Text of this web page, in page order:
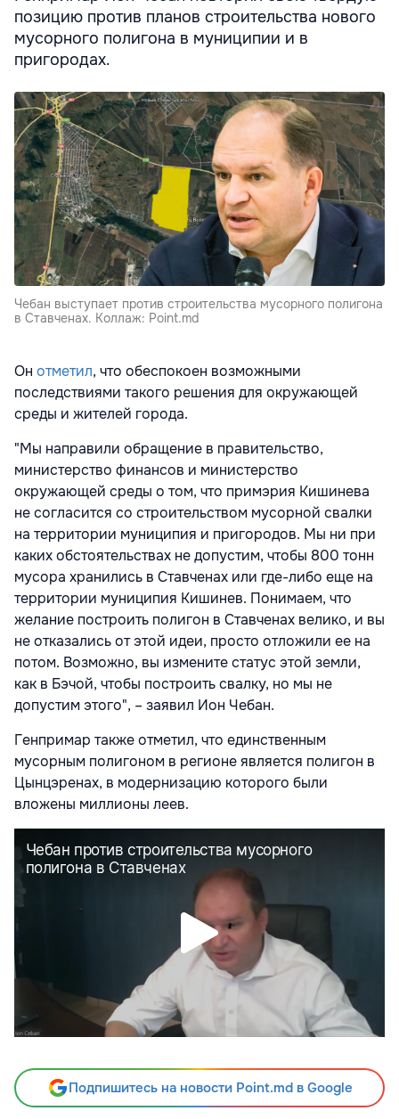
позицию против планов строительства нового
мусорного полигона в муниципии и в
пригородах.
Чебан выступает против строительства мусорного полигона
в Ставченах. Коллаж: Point.md
Он отметил, что обеспокоен возможными
последствиями такого решения для окружающей
среды и жителей города.
"Мы направили обращение в правительство,
министерство финансов и министерство
окружающей среды о том, что примэрия Кишинева
не согласится со строительством мусорной свалки
на территории муниципия и пригородов. Мы ни при
каких обстоятельствах не допустим, чтобы 800 тонн
мусора хранились в Ставченах или где-либо еще на
территории муниципия Кишинев. Понимаем, что
желание построить полигон в Ставченах велико, и вы
не отказались от этой идеи, просто отложили ее на
потом. Возможно, вы измените статус этой земли,
как в Бэчой, чтобы построить свалку, но мы не
допустим этого", – заявил Ион Чебан.
Генпримар также отметил, что единственным
мусорным полигоном в регионе является полигон в
Цынцэренах, в модернизацию которого были
вложены миллионы леев.
Подпишитесь на новости Point.md в Google